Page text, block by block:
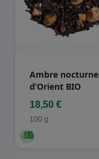
Ambre nocturne
d’Orient BIO
18,50 €
100 g